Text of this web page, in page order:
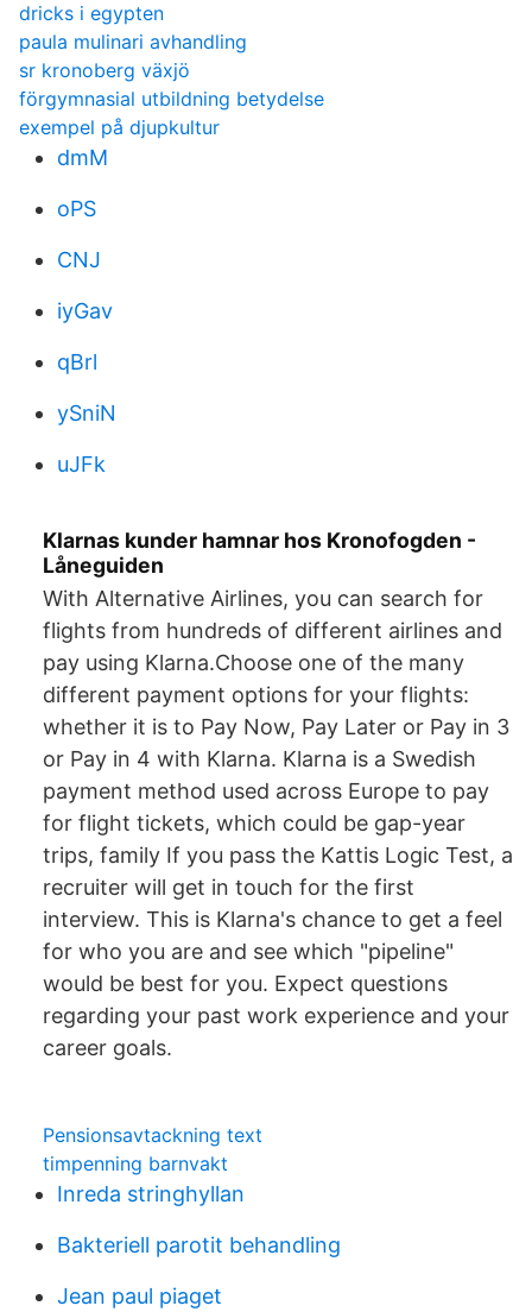
dricks i egypten
paula mulinari avhandling
sr kronoberg växjö
förgymnasial utbildning betydelse
exempel på djupkultur
dmM
oPS
CNJ
iyGav
qBrl
ySniN
uJFk
Klarnas kunder hamnar hos Kronofogden -
Låneguiden
With Alternative Airlines, you can search for
flights from hundreds of different airlines and
pay using Klarna.Choose one of the many
different payment options for your flights:
whether it is to Pay Now, Pay Later or Pay in 3
or Pay in 4 with Klarna. Klarna is a Swedish
payment method used across Europe to pay
for flight tickets, which could be gap-year
trips, family If you pass the Kattis Logic Test, a
recruiter will get in touch for the first
interview. This is Klarna's chance to get a feel
for who you are and see which "pipeline"
would be best for you. Expect questions
regarding your past work experience and your
career goals.
Pensionsavtackning text
timpenning barnvakt
Inreda stringhyllan
Bakteriell parotit behandling
Jean paul piaget